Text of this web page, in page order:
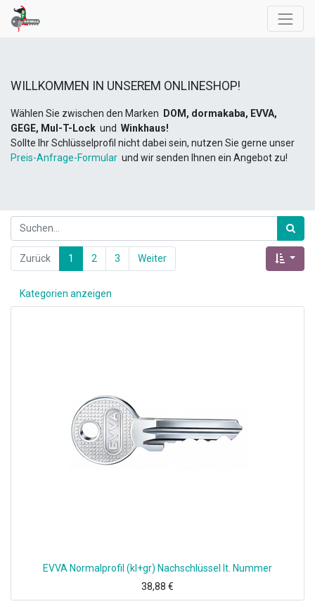
WILLKOMMEN IN UNSEREM ONLINESHOP!
Wählen Sie zwischen den Marken
DOM, dormakaba, EVVA,
GEGE, Mul-T-Lock und Winkhaus!
Sollte Ihr Schlüsselprofil nicht dabei sein, nutzen Sie gerne unser
Preis-Anfrage-Formular und wir senden Ihnen ein Angebot zu!
Zurück 1 2 3 Weiter
Kategorien anzeigen
EVVA Normalprofil (kl+gr) Nachschlüssel lt. Nummer
38,88 €